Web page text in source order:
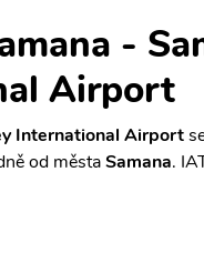
-
Airport
International Airport
od městaSamana.